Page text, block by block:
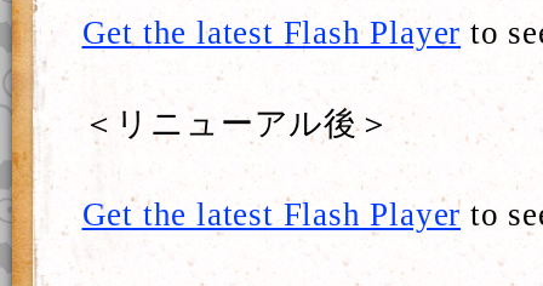
Get the latest Flash Player to
＜リニューアル後＞
Get the latest Flash Player to